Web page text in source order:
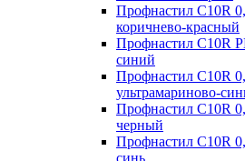
Профнастил С10R
коричнево-красный
Профнастил С10R
синий
Профнастил С10R
ультрамариново-
Профнастил С10R
черный
Профнастил С10R
синь